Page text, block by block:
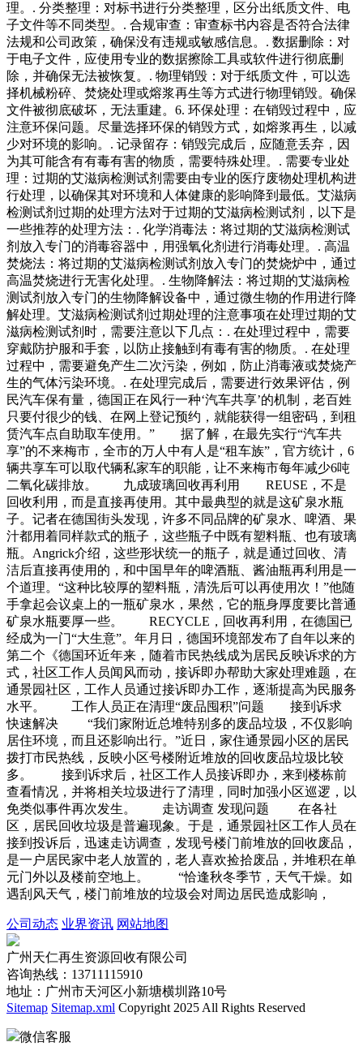
理。. 分类整理：对标书进行分类整理，区分出纸质文件、电
子文件等不同类型。. 合规审查：审查标书内容是否符合法律
法规和公司政策，确保没有违规或敏感信息。. 数据删除：对
于电子文件，应使用专业的数据擦除工具或软件进行彻底删
除，并确保无法被恢复。. 物理销毁：对于纸质文件，可以选
择机械粉碎、焚烧处理或熔浆再生等方式进行物理销毁。确保
文件被彻底破坏，无法重建。6. 环保处理：在销毁过程中，应
注意环保问题。尽量选择环保的销毁方式，如熔浆再生，以减
少对环境的影响。. 记录留存：销毁完成后，应随意丢弃，因
为其可能含有有毒有害的物质，需要特殊处理。. 需要专业处
理：过期的艾滋病检测试剂需要由专业的医疗废物处理机构进
行处理，以确保其对环境和人体健康的影响降到最低。艾滋病
检测试剂过期的处理方法对于过期的艾滋病检测试剂，以下是
一些推荐的处理方法：. 化学消毒法：将过期的艾滋病检测试
剂放入专门的消毒容器中，用强氧化剂进行消毒处理。. 高温
焚烧法：将过期的艾滋病检测试剂放入专门的焚烧炉中，通过
高温焚烧进行无害化处理。. 生物降解法：将过期的艾滋病检
测试剂放入专门的生物降解设备中，通过微生物的作用进行降
解处理。艾滋病检测试剂过期处理的注意事项在处理过期的艾
滋病检测试剂时，需要注意以下几点：. 在处理过程中，需要
穿戴防护服和手套，以防止接触到有毒有害的物质。. 在处理
过程中，需要避免产生二次污染，例如，防止消毒液或焚烧产
生的气体污染环境。. 在处理完成后，需要进行效果评估，例
民汽车保有量，德国正在风行一种‘汽车共享’的机制，老百姓
只要付很少的钱、在网上登记预约，就能获得一组密码，到租
赁汽车点自助取车使用。” 据了解，在最先实行“汽车共
享”的不来梅市，全市的万人中有人是“租车族”，官方统计，6
辆共享车可以取代辆私家车的职能，让不来梅市每年减少6吨
二氧化碳排放。 九成玻璃回收再利用 REUSE，不是
回收利用，而是直接再使用。其中最典型的就是这矿泉水瓶
子。记者在德国街头发现，许多不同品牌的矿泉水、啤酒、果
汁都用着同样款式的瓶子，这些瓶子中既有塑料瓶、也有玻璃
瓶。Angrick介绍，这些形状统一的瓶子，就是通过回收、清
洁后直接再使用的，和中国早年的啤酒瓶、酱油瓶再利用是一
个道理。“这种比较厚的塑料瓶，清洗后可以再使用次！”他随
手拿起会议桌上的一瓶矿泉水，果然，它的瓶身厚度要比普通
矿泉水瓶要厚一些。 RECYCLE，回收再利用，在德国已
经成为一门“大生意”。年月日，德国环境部发布了自年以来的
第二个《德国环近年来，随着市民热线成为居民反映诉求的方
式，社区工作人员闻风而动，接诉即办帮助大家处理难题，在
通景园社区，工作人员通过接诉即办工作，逐渐提高为民服务
水平。 工作人员正在清理“废品囤积”问题 接到诉求
快速解决 “我们家附近总堆特别多的废品垃圾，不仅影响
居住环境，而且还影响出行。”近日，家住通景园小区的居民
拨打市民热线，反映小区号楼附近堆放的回收废品垃圾比较
多。 接到诉求后，社区工作人员接诉即办，来到楼栋前
查看情况，并将相关垃圾进行了清理，同时加强小区巡逻，以
免类似事件再次发生。 走访调查 发现问题 在各社
区，居民回收垃圾是普遍现象。于是，通景园社区工作人员在
接到投诉后，迅速走访调查，发现号楼门前堆放的回收废品，
是一户居民家中老人放置的，老人喜欢捡拾废品，并堆积在单
元门外以及楼前空地上。 “恰逢秋冬季节，天气干燥。如
遇刮风天气，楼门前堆放的垃圾会对周边居民造成影响，
公司动态 业界资讯 网站地图
广州天仁再生资源回收有限公司
咨询热线：13711115910
地址：广州市天河区小新塘横圳路10号
Sitemap Sitemap.xml Copyright 2025 All Rights Reserved
微信客服